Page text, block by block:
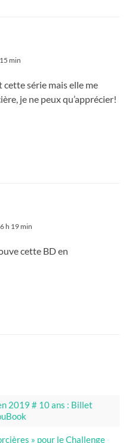
min
cette série mais elle me
je ne peux qu’apprécier!
h 19 min
cette BD en
2019 # 10 ans : Billet
» pour le Challenge